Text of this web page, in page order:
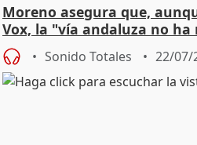
Moreno asegura que,
Vox, la "vía andaluza no
"cambiar"
Sonido Totales 22/07/